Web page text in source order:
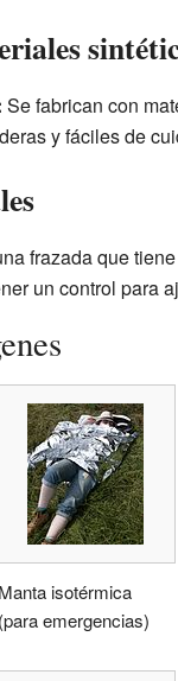
Se fabrican con
y fáciles de
frazada que
un control para
Manta isotérmica
(para emergencias)